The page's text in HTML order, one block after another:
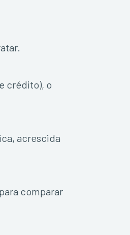
crédito), o
acrescida
comparar